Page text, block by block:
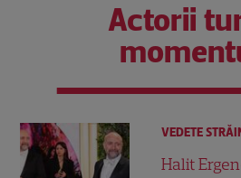
Actorii
VEDETE
Halit